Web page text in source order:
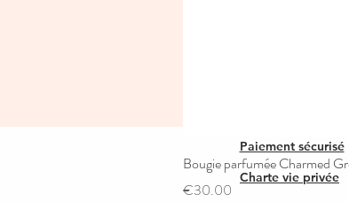
Bougie parfumée Charmed
Price
€30.00
Paiement sécurisé
Charte vie privée